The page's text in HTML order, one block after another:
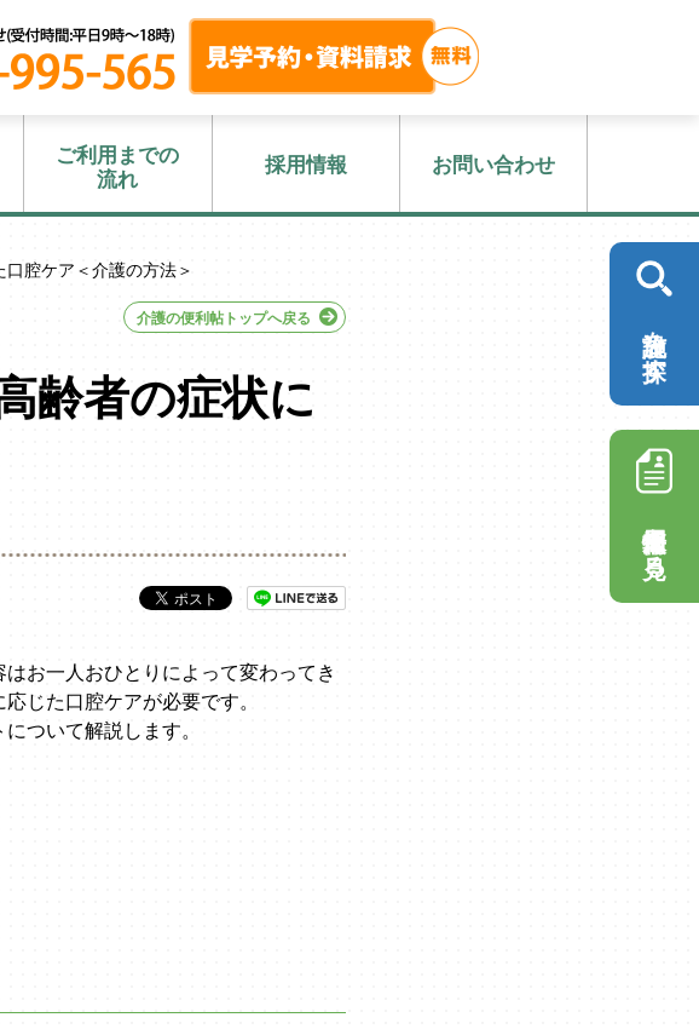
ご利用までの
流れ
採用情報 お問い合わせ
腔ケア＜介護の方法＞
介護の便利帖トップへ戻る
齢者の症状に
お一人おひとりによって変わってき
じた口腔ケアが必要です。
ついて解説します。
施設を探す
採用情報を
見る